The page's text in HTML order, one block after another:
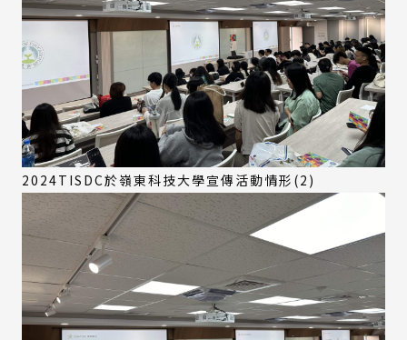
2024TISDC於嶺東科技大學宣傳活動情形(2)